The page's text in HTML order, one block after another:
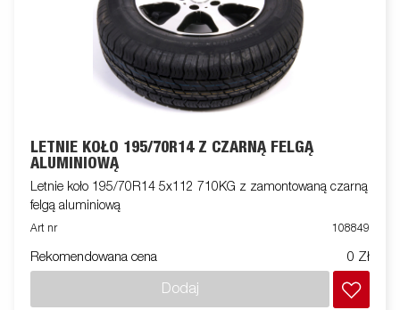
LETNIE KOŁO 195/70R14 Z CZARNĄ FELGĄ
ALUMINIOWĄ
Letnie koło 195/70R14 5x112 710KG z zamontowaną czarną
felgą aluminiową
Art nr 108849
Rekomendowana cena 0 Zł
Dodaj